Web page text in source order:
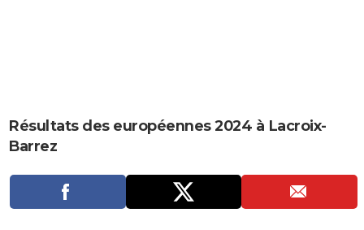
CARTE DE VOEUX
Carte de Noël
Carte Bonne année
Carte Saint-Valentin
Carte Pâques
Carte d'anniversaire
Dictionnaire
Biographies
Expressions
Proverbes
PROGRAMME TV
Résultats des européennes 2024 à Lacroix-
Barrez